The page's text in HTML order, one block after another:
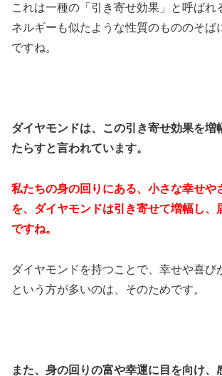
これは一種の「引き寄せ効果」と呼ばれ
ネルギーも似たような性質のもののそば
ですね。
ダイヤモンドは、この引き寄せ効果を増
たらすと言われています。
私たちの身の回りにある、小さな幸せや
を、ダイヤモンドは引き寄せて増幅し、
ですね。
ダイヤモンドを持つことで、幸せや喜び
という方が多いのは、そのためです。
また、身の回りの富や幸運に目を向け、